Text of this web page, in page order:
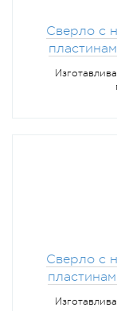
Сверло с
Сверло с